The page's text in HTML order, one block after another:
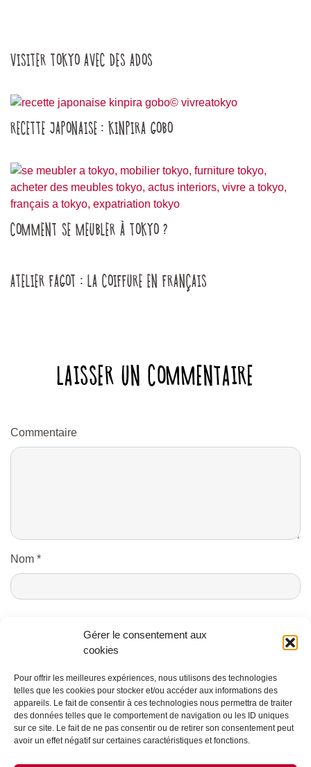
Gérer le consentement aux
cookies
Pour offrir les meilleures expériences, nous utilisons des technologies
telles que les cookies pour stocker et/ou accéder aux informations des
appareils. Le fait de consentir à ces technologies nous permettra de traiter
des données telles que le comportement de navigation ou les ID uniques
sur ce site. Le fait de ne pas consentir ou de retirer son consentement peut
avoir un effet négatif sur certaines caractéristiques et fonctions.
VISITER TOKYO AVEC DES ADOS
RECETTE JAPONAISE : KINPIRA GOBO
COMMENT SE MEUBLER À TOKYO ?
ATELIER FAGOT : LA COIFFURE EN FRANÇAIS
LAISSER UN COMMENTAIRE
Commentaire
Nom *